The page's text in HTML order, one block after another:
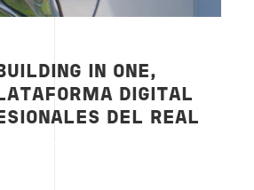
IN ONE,
DIGITAL
DEL REAL
information may result in